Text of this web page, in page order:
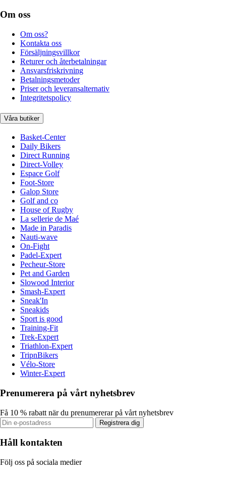
Om oss
Om oss?
Kontakta oss
Försäljningsvillkor
Returer och återbetalningar
Ansvarsfriskrivning
Betalningsmetoder
Priser och leveransalternativ
Integritetspolicy
Våra butiker
Basket-Center
Daily Bikers
Direct Running
Direct-Volley
Espace Golf
Foot-Store
Galop Store
Golf and co
House of Rugby
La sellerie de Maé
Made in Paradis
Nauti-wave
On-Fight
Padel-Expert
Pecheur-Store
Pet and Garden
Slowood Interior
Smash-Expert
Sneak'In
Sneakids
Sport is good
Training-Fit
Trek-Expert
Triathlon-Expert
TripnBikers
Vélo-Store
Winter-Expert
Prenumerera på vårt nyhetsbrev
Få 10 % rabatt när du prenumererar på vårt nyhetsbrev
Registrera dig
Håll kontakten
Följ oss på sociala medier